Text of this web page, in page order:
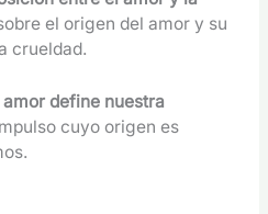
el origen del amor y su
crueldad.
amor define nuestra
cuyo origen es